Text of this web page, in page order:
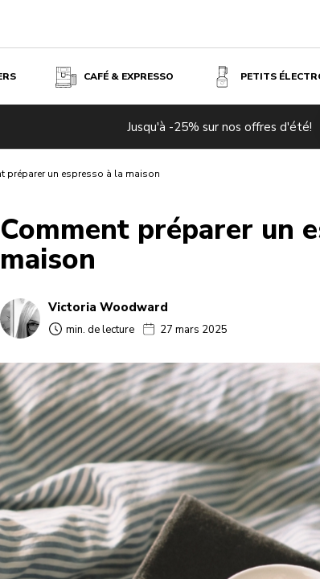
CAFÉ & EXPRESSO PETITS
Jusqu'à -25% sur nos offres d'été!
préparer un espresso à la maison
Comment préparer un
maison
Victoria Woodward
min. de lecture 27 mars 2025